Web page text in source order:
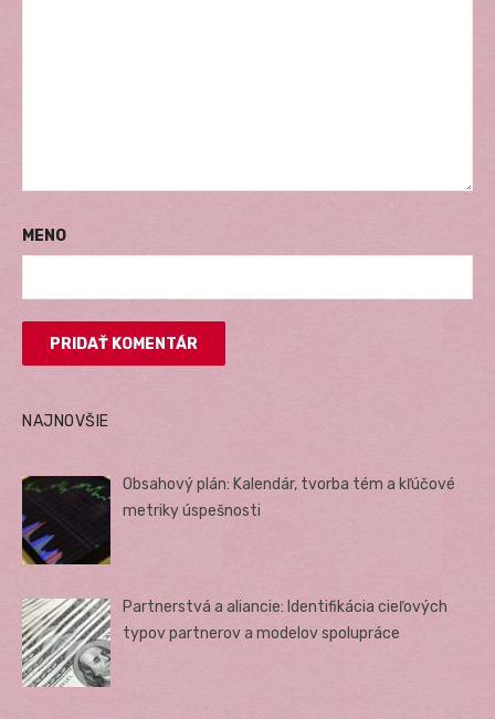
MENO
NAJNOVŠIE
Obsahový plán: Kalendár, tvorba tém a kľúčové
metriky úspešnosti
Partnerstvá a aliancie: Identifikácia cieľových
typov partnerov a modelov spolupráce